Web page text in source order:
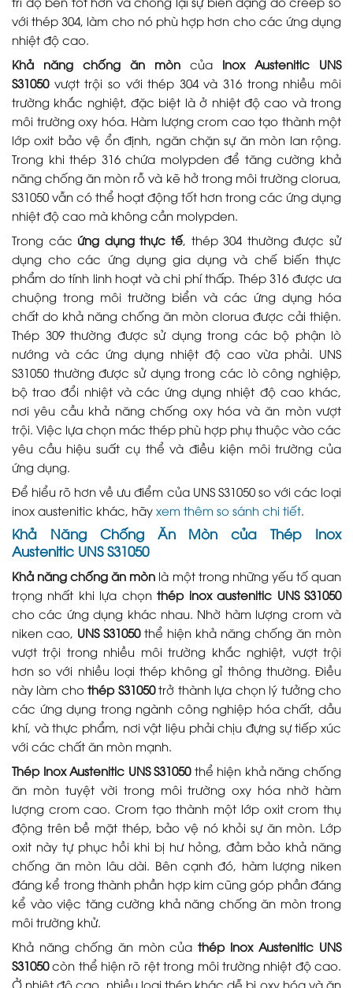
với thép 304, làm cho nó phù hợp hơn cho các ứng dụng
nhiệt độ cao.
Khả năng chống ăn mòn của Inox Austenitic UNS
S31050vượt trội so với thép 304 và 316 trong nhiều môi
trường khắc nghiệt, đặc biệt là ở nhiệt độ cao và trong
môi trường oxy hóa. Hàm lượng crom cao tạo thành một
lớp oxit bảo vệ ổn định, ngăn chặn sự ăn mòn lan rộng.
Trong khi thép 316 chứa molypden để tăng cường khả
năng chống ăn mòn rỗ và kẽ hở trong môi trường clorua,
S31050 vẫn có thể hoạt động tốt hơn trong các ứng dụng
nhiệt độ cao mà không cần molypden.
Trong các ứng dụng thực tế, thép 304 thường được sử
dụng cho các ứng dụng gia dụng và chế biến thực
phẩm do tính linh hoạt và chi phí thấp. Thép 316 được ưa
chuộng trong môi trường biển và các ứng dụng hóa
chất do khả năng chống ăn mòn clorua được cải thiện.
Thép 309 thường được sử dụng trong các bộ phận lò
nướng và các ứng dụng nhiệt độ cao vừa phải. UNS
S31050 thường được sử dụng trong các lò công nghiệp,
bộ trao đổi nhiệt và các ứng dụng nhiệt độ cao khác,
nơi yêu cầu khả năng chống oxy hóa và ăn mòn vượt
trội. Việc lựa chọn mác thép phù hợp phụ thuộc vào các
yêu cầu hiệu suất cụ thể và điều kiện môi trường của
ứng dụng.
Để hiểu rõ hơn về ưu điểm của UNS S31050 so với các loại
inox austenitic khác, hãy xem thêm so sánh chi tiết
Khả Năng Chống Ăn Mòn của Thép Inox
Austenitic UNS S31050
Khả năng chống ăn mòn là một trong những yếu tố quan
trọng nhất khi lựa chọnthép inox austenitic UNS S31050
cho các ứng dụng khác nhau. Nhờ hàm lượng crom và
niken cao, UNS S31050thể hiện khả năng chống ăn mòn
vượt trội trong nhiều môi trường khắc nghiệt, vượt trội
hơn so với nhiều loại thép không gỉ thông thường. Điều
này làm chothép S31050trở thành lựa chọn lý tưởng cho
các ứng dụng trong ngành công nghiệp hóa chất, dầu
khí, và thực phẩm, nơi vật liệu phải chịu đựng sự tiếp xúc
với các chất ăn mòn mạnh.
Thép Inox Austenitic UNS S31050thể hiện khả năng chống
ăn mòn tuyệt vời trong môi trường oxy hóa nhờ hàm
lượng crom cao. Crom tạo thành một lớp oxit crom thụ
động trên bề mặt thép, bảo vệ nó khỏi sự ăn mòn. Lớp
oxit này tự phục hồi khi bị hư hỏng, đảm bảo khả năng
chống ăn mòn lâu dài. Bên cạnh đó, hàm lượng niken
đáng kể trong thành phần hợp kim cũng góp phần đáng
kể vào việc tăng cường khả năng chống ăn mòn trong
môi trường khử.
Khả năng chống ăn mòn củathép Inox Austenitic UNS
S31050còn thể hiện rõ rệt trong môi trường nhiệt độ cao.
Ở nhiệt độ cao, nhiều loại thép khác dễ bị oxy hóa và ăn